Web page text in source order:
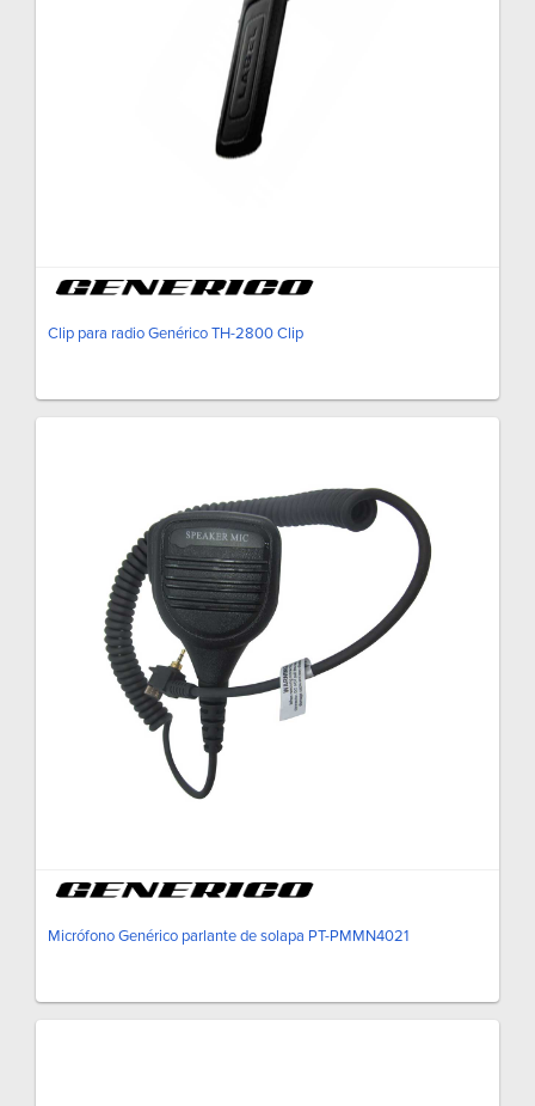
Clip para radio Genérico TH-2800 Clip
Micrófono Genérico parlante de solapa PT-PMMN4021